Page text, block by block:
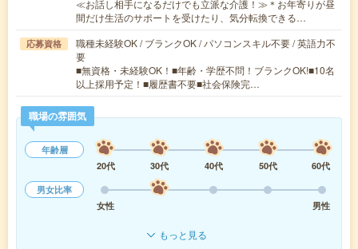
≪お話し相手になるだけでも立派な介護！≫＊お年寄りが昼
間だけ生活のサポートを受けたり、気分転換できる…
応募資格
職種未経験OK / ブランクOK / パソコンスキル不要 / 英語力不
要
■無資格・未経験OK！■年齢・学歴不問！ブランクOK!■10名
以上採用予定！■履歴書不要■社会保険完…
職場の雰囲気
年齢層
20代
30代 40代 50代
60代
男女比率
女性
男性
もっと見る